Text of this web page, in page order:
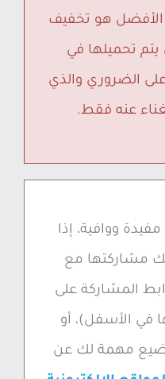
الأفضل هو تخفيف
يتم تحميلها في
على الضروري والذي
عنه فقط.
ووافية، إذا
مشاركتها مع
المشاركة على
في الأسفل)، أو
مهمة لك عن